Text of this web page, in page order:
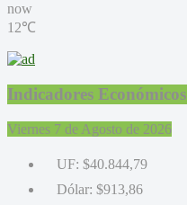
now
12℃
Indicadores Económicos
Viernes 7 de Agosto de 2026
UF: $40.844,79
Dólar: $913,86